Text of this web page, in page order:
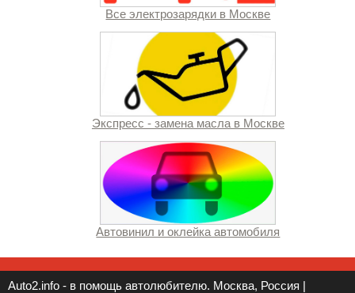
Все электрозарядки в Москве
Экспресс - замена масла в Москве
Автовинил и оклейка автомобиля
Auto2.info - в помощь автолюбителю. Москва, Россия |